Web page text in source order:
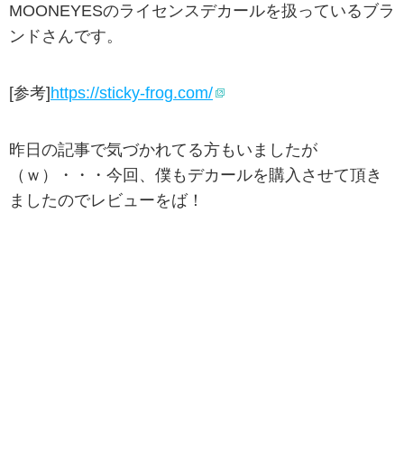
MOONEYESのライセンスデカールを扱っているブラ
ンドさんです。
[参考] https://sticky-frog.com/
昨日の記事で気づかれてる方もいましたが
（ｗ）・・・今回、僕もデカールを購入させて頂き
ましたのでレビューをば！